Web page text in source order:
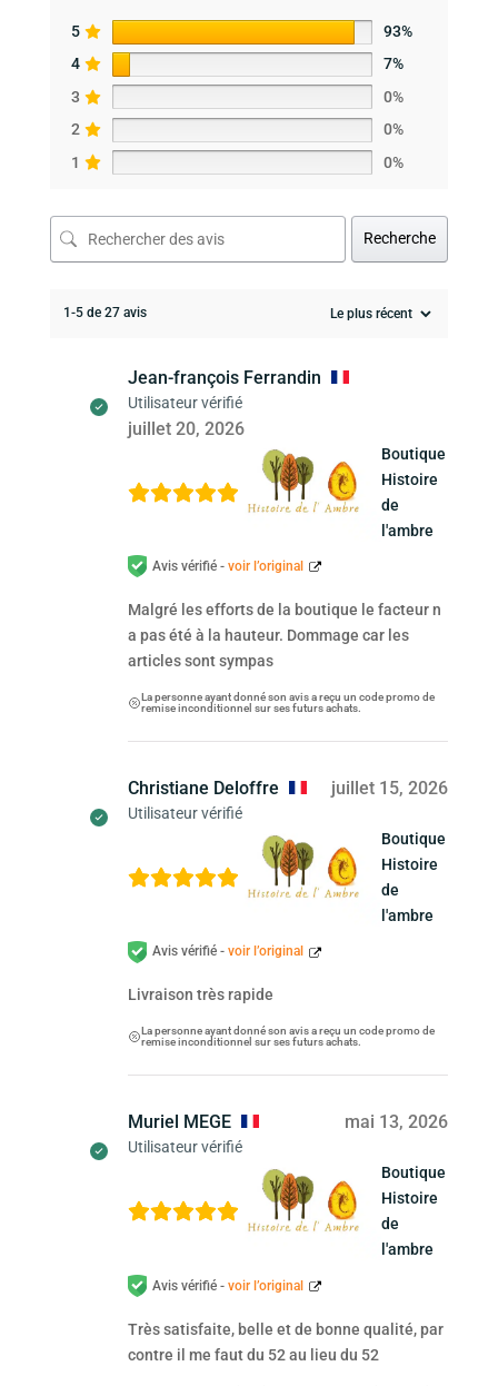
5
93%
4
7%
3
0%
2
0%
1
0%
Recherche
1-5 de 27 avis
Jean-françois Ferrandin
Utilisateur vérifié
juillet 20, 2026
Boutique
Histoire
de
l'ambre
Avis vérifié - voir l’original
Malgré les efforts de la boutique le facteur n
a pas été à la hauteur. Dommage car les
articles sont sympas
La personne ayant donné son avis a reçu un code promo de
remise inconditionnel sur ses futurs achats.
Christiane Deloffre
Utilisateur vérifié
juillet 15, 2026
Boutique
Histoire
de
l'ambre
Avis vérifié - voir l’original
Livraison très rapide
La personne ayant donné son avis a reçu un code promo de
remise inconditionnel sur ses futurs achats.
Muriel MEGE
Utilisateur vérifié
mai 13, 2026
Boutique
Histoire
de
l'ambre
Avis vérifié - voir l’original
Très satisfaite, belle et de bonne qualité, par
contre il me faut du 52 au lieu du 52